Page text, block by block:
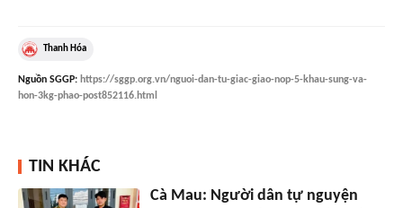
Thanh Hóa
Nguồn SGGP: https://sggp.org.vn/nguoi-dan-tu-giac-giao-nop-5-khau-sung-va-
hon-3kg-phao-post852116.html
TIN KHÁC
Cà Mau: Người dân tự nguyện